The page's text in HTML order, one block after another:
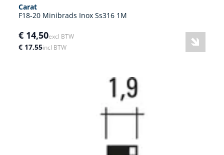
Carat
F18-20 Minibrads Inox Ss316 1M
€ 14,50excl BTW
€ 17,55incl BTW